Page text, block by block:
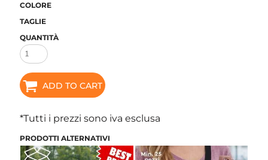
COLORE
TAGLIE
QUANTITÀ
ADD TO CART
*Tutti i prezzi sono iva esclusa
PRODOTTI ALTERNATIVI